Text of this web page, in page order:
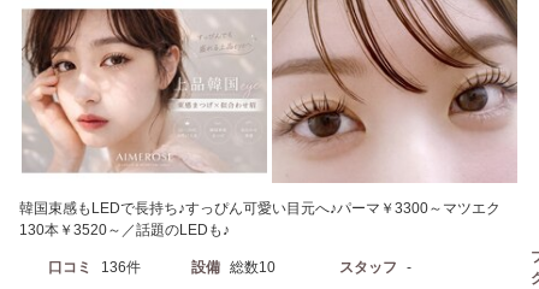
韓国束感もLEDで長持ち♪すっぴん可愛い目元へ♪パーマ￥3300～マツエク
130本￥3520～／話題のLEDも♪
口コミ 136件 設備 総数10 スタッフ -